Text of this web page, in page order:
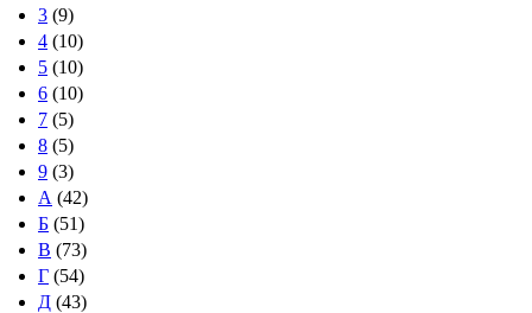
3 (9)
4 (10)
5 (10)
6 (10)
7 (5)
8 (5)
9 (3)
А (42)
Б (51)
В (73)
Г (54)
Д (43)